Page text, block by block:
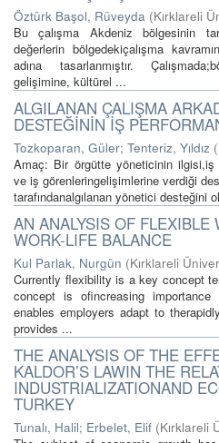
Öztürk Başol, Rüveyda (Kırklareli
Bu çalışma Akdeniz bölgesinin
değerlerin bölgedekiçalışma
adına tasarlanmıştır.
gelişimine, kültürel ...
ALGILANAN ÇALIŞMA
DESTEĞİNİN İŞ
Tozkoparan, Güler; Tenteriz, Yıldız (
Amaç: Bir örgütte yöneticinin ilgisi,iş
ve iş görenleringelişimlerine verdiği
tarafındanalgılanan yönetici desteğini
AN ANALYSIS OF
WORK-LIFE BALANCE
Kul Parlak, Nurgün (Kırklareli
Currently flexibility is a key concept
concept is ofincreasing
enables employers adapt to
provides ...
THE ANALYSIS OF THE
KALDOR’S LAWIN THE
INDUSTRIALIZATIONAND
TURKEY
Tunalı, Halil; Erbelet, Elif (Kırklareli